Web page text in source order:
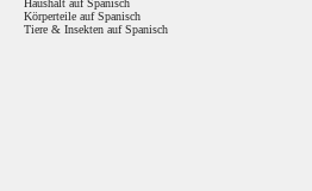
Haushalt auf Spanisch
Körperteile auf Spanisch
Tiere & Insekten auf Spanisch